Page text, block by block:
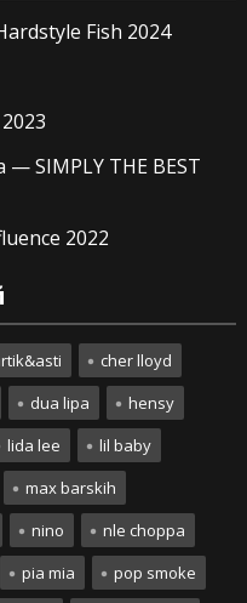
Fish 2024
— SIMPLY THE BEST
2022
cher lloyd
dua lipa
hensy
lida lee
lil baby
max barskih
nino
nle choppa
pia mia pop smoke